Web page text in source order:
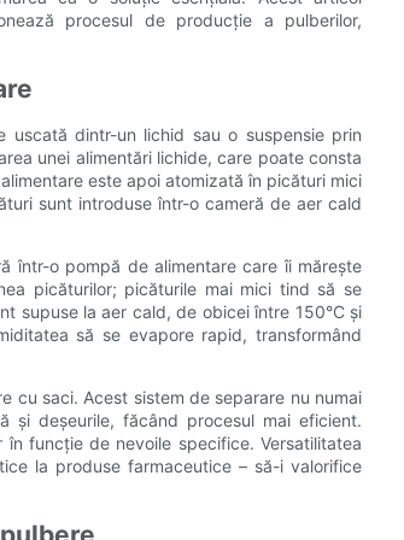
procesul de producție a pulberilor,
dintr-un lichid sau o suspensie prin
unei alimentări lichide, care poate consta
este apoi atomizată în picături mici
sunt introduse într-o cameră de aer cald
într-o pompă de alimentare care îi mărește
picăturilor; picăturile mai mici tind să se
supuse la aer cald, de obicei între 150°C și
să se evapore rapid, transformând
cu saci. Acest sistem de separare nu numai
și deșeurile, făcând procesul mai eficient.
funcție de nevoile specifice. Versatilitatea
la produse farmaceutice – să-i valorifice